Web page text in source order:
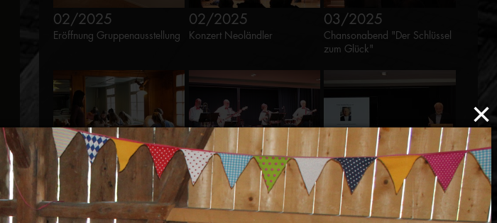
×
02/2025
Eröffnung Gruppenausstellung
02/2025
Konzert Neoländler
03/2025
Chansonabend "Der Schlüssel
zum Glück"
03/2025
Mauren kreativ -
Frühlingsbilder
03/2025
Konzert HitBelebungsWerkstatt
03/2025
Anlass zum 100. Geburtstag
von P. Fridolin Marxer